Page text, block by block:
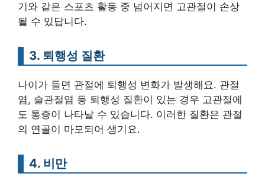
기와 같은 스포츠 활동 중 넘어지면 고관절이 손상
될 수 있답니다.
3. 퇴행성 질환
나이가 들면 관절에 퇴행성 변화가 발생해요. 관절
염, 슬관절염 등 퇴행성 질환이 있는 경우 고관절에
도 통증이 나타날 수 있습니다. 이러한 질환은 관절
의 연골이 마모되어 생기요.
4. 비만